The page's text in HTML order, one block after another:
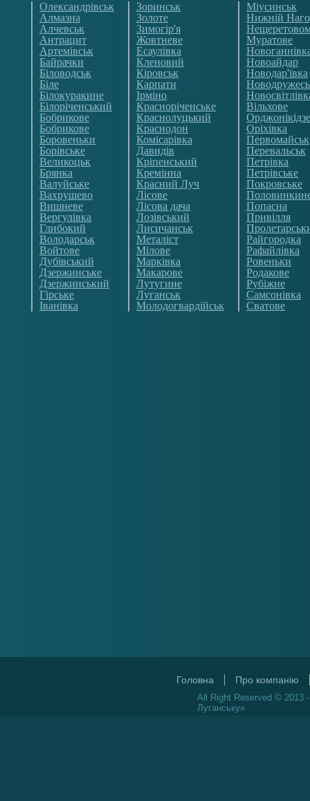
Олександрівськ
Алмазна
Алчевськ
Антрацит
Артемівськ
Байрачки
Біловодськ
Біле
Білокуракине
Білоріченський
Бобрикове
Бобрикове
Боровеньки
Борівське
Великоцьк
Брянка
Валуйське
Вахрушево
Вишневе
Вергулівка
Глибокий
Володарськ
Войтове
Дубівський
Дзержинське
Дзержинський
Гірське
Іванівка
Зоринськ
Золоте
Зимогір'я
Жовтневе
Есаулівка
Кленовий
Кіровськ
Карпати
Ірміно
Красноріченське
Краснолуцький
Краснодон
Комісарівка
Давидів
Кріпенський
Кремінна
Красний Луч
Лісове
Лісова дача
Лозівський
Лисичанськ
Металіст
Мілове
Марківка
Макарове
Лутугине
Луганськ
Молодогвардійськ
Міусинськ
Нижній
Муратове
Новоайдар
Новодар'ївка
Вільхове
Орджонікідзе
Оріхівка
Первомайськ
Перевальськ
Петрівка
Петрівське
Покровське
Попасна
Привілля
Райгородка
Рафайлівка
Ровеньки
Родакове
Рубіжне
Самсонівка
Сватове
Головна Про компанію
All Right Reserved © 2013
Луганську»